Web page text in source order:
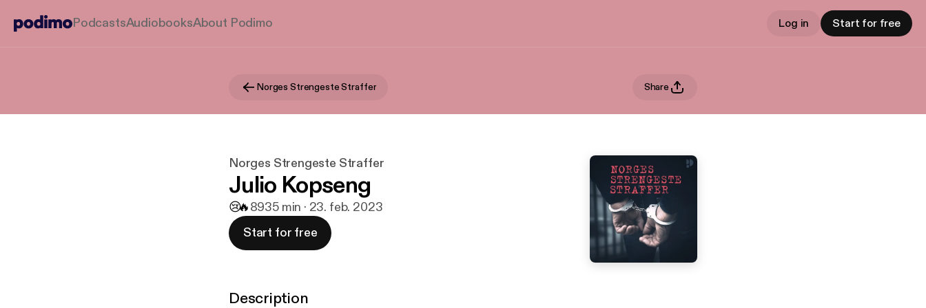
PodcastsAudiobooksAbout Podimo Log in Start for free
Norges Strengeste Straffer Share
Norges Strengeste Straffer
Julio Kopseng
😢🔥8935 min · 23. feb. 2023
Start for free
Description